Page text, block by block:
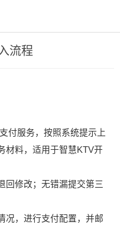
流程
付服务，按照系统提示上
材料，适用于智慧KTV开
回修改；无错漏提交第三
况，进行支付配置，并邮